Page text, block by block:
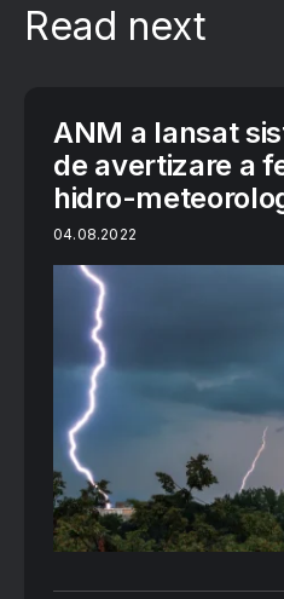
Read next
ANM a lansat
de avertizare a
hidro-
04.08.2022